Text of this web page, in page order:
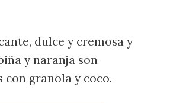
dulce y cremosa y
y naranja son
con granola y coco.